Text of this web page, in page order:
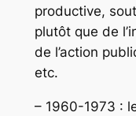
productive,
plutôt que de
de l’action
etc.
– 1960-1973 :